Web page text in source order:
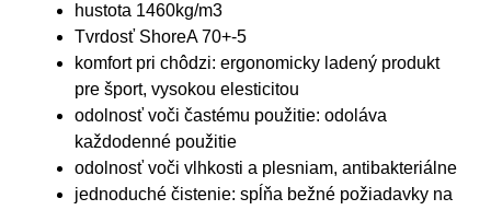
hustota 1460kg/m3
Tvrdosť ShoreA 70+-5
komfort pri chôdzi: ergonomicky ladený produkt
pre šport, vysokou elesticitou
odolnosť voči častému použitie: odoláva
každodenné použitie
odolnosť voči vlhkosti a plesniam, antibakteriálne
jednoduché čistenie: spĺňa bežné požiadavky na